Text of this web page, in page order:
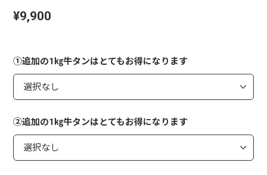
¥9,900
①追加の1㎏牛タンはとてもお得になります
②追加の1㎏牛タンはとてもお得になります